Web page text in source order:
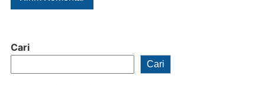
Cari
Cari